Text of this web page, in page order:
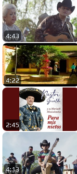
4:43
4:22
2:45
4:13